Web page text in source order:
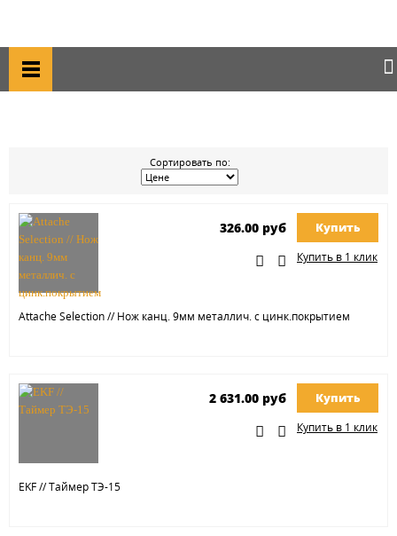
ПРИБОРЫ, ПУЛЬТ, КЛЕЩИ
Сортировать по:
Attache Selection // Нож канц. 9мм металлич. с цинк.покрытием
326.00 руб Купить
Купить в 1 клик
EKF // Таймер ТЭ-15
2 631.00 руб Купить
Купить в 1 клик